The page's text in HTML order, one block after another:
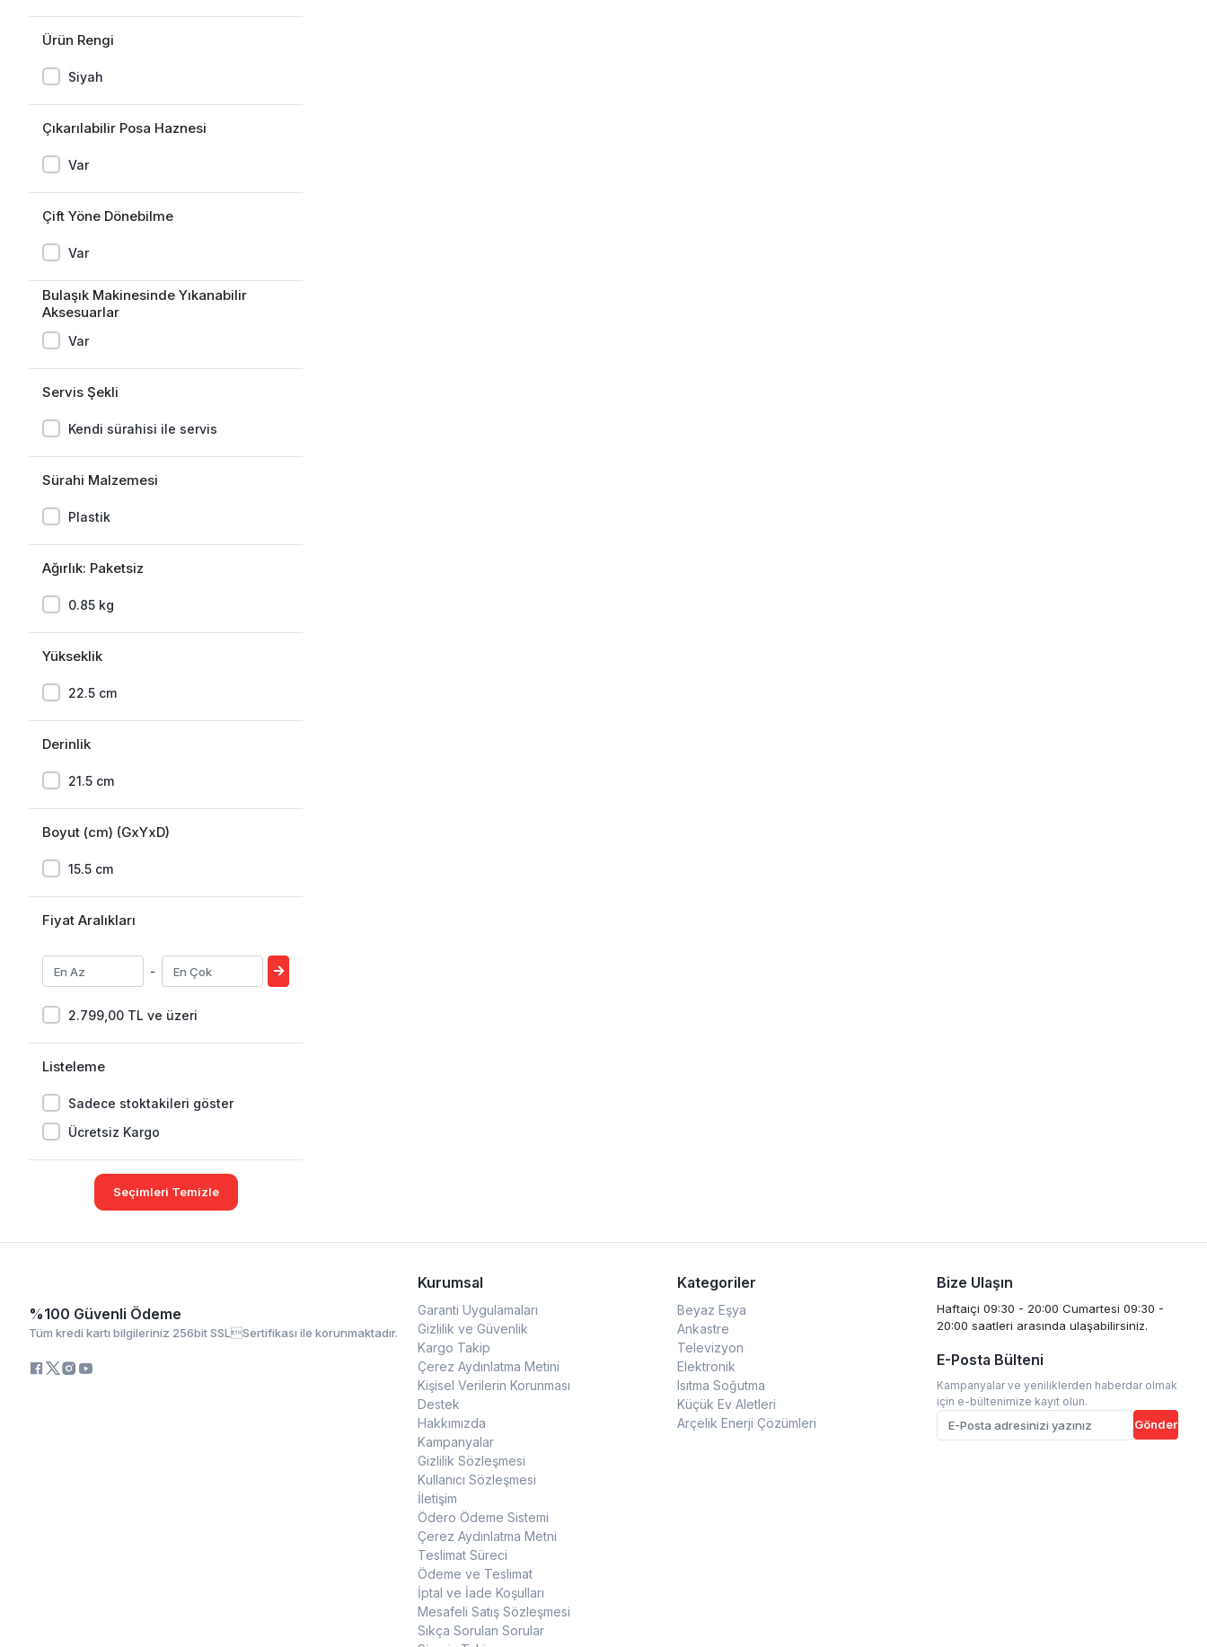
Slush ve Buzlu İçecek Makineleri
Ürün Rengi
Siyah
Çıkarılabilir Posa Haznesi
Var
Çift Yöne Dönebilme
Var
Bulaşık Makinesinde Yıkanabilir
Aksesuarlar
Var
Servis Şekli
Kendi sürahisi ile servis
Sürahi Malzemesi
Plastik
Ağırlık: Paketsiz
0.85 kg
Yükseklik
22.5 cm
Derinlik
21.5 cm
Boyut (cm) (GxYxD)
15.5 cm
Fiyat Aralıkları
-
2.799,00 TL ve üzeri
Listeleme
Sadece stoktakileri göster
Ücretsiz Kargo
Seçimleri Temizle
%100 Güvenli Ödeme
Tüm kredi kartı bilgileriniz 256bit SSLSertifikası ile korunmaktadır.
Kurumsal
Garanti Uygulamaları
Gizlilik ve Güvenlik
Kargo Takip
Çerez Aydınlatma Metini
Kişisel Verilerin Korunması
Destek
Hakkımızda
Kampanyalar
Gizlilik Sözleşmesi
Kullanıcı Sözleşmesi
İletişim
Ödero Ödeme Sistemi
Çerez Aydınlatma Metni
Teslimat Süreci
Ödeme ve Teslimat
İptal ve İade Koşulları
Mesafeli Satış Sözleşmesi
Sıkça Sorulan Sorular
Kategoriler
Beyaz Eşya
Ankastre
Televizyon
Elektronik
Isıtma Soğutma
Küçük Ev Aletleri
Arçelik Enerji Çözümleri
Bize Ulaşın
Haftaiçi 09:30 - 20:00 Cumartesi 09:30 -
20:00 saatleri arasında ulaşabilirsiniz.
E-Posta Bülteni
Kampanyalar ve yeniliklerden haberdar olmak
için e-bültenimize kayıt olun.
Gönder